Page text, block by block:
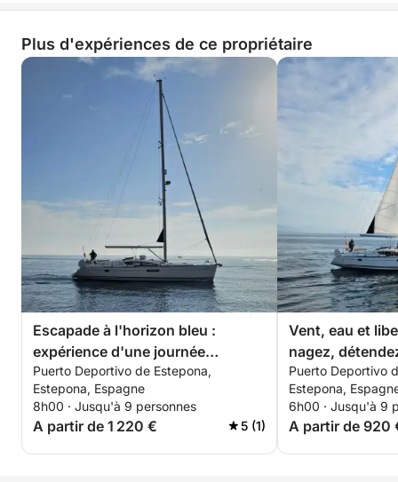
Plus d'expériences de ce propriétaire
Escapade à l'horizon bleu :
expérience d'une journée
complète de voile et de baignade
Puerto Deportivo de Estepona,
Estepona, Espagne
8h00 · Jusqu'à 9 personnes
A partir de 1 220 € 5 (1)
Vent, eau et
nagez,
heures
Puerto Deportivo
Estepona,
6h00 · Jusqu'à 9
A partir de 920